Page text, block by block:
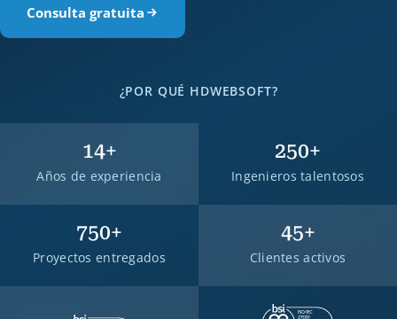
Consulta gratuita
¿POR QUÉ HDWEBSOFT?
14+
Años de experiencia
250+
Ingenieros talentosos
750+
Proyectos entregados
45+
Clientes activos